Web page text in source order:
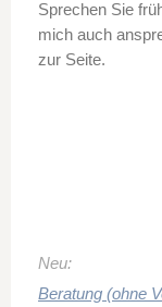
Sprechen Sie
mich auch
zur Seite.
Neu:
Beratung (ohne